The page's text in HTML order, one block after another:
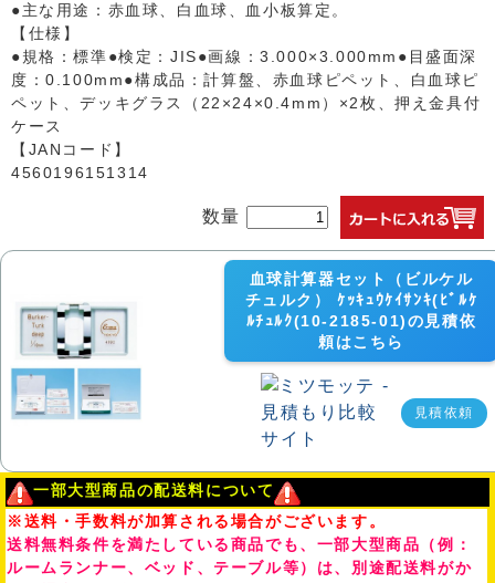
●主な用途：赤血球、白血球、血小板算定。
【仕様】
●規格：標準●検定：JIS●画線：3.000×3.000mm●目盛面深
度：0.100mm●構成品：計算盤、赤血球ピペット、白血球ピ
ペット、デッキグラス（22×24×0.4mm）×2枚、押え金具付
ケース
【JANコード】
4560196151314
数量
血球計算器セット（ビルケル
チュルク） ｹｯｷｭｳｹｲｻﾝｷ(ﾋﾞﾙｹ
ﾙﾁｭﾙｸ(10-2185-01)の見積依
頼はこちら
見積依頼
一部大型商品の配送料について
※送料・手数料が加算される場合がございます。
送料無料条件を満たしている商品でも、一部大型商品（例：
ルームランナー、ベッド、テーブル等）は、別途配送料がか